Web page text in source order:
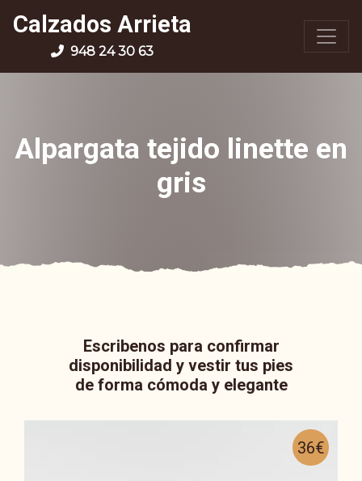
Calzados Arrieta
948 24 30 63
Alpargata tejido linette en
gris
Escribenos para confirmar
disponibilidad y vestir tus pies
de forma cómoda y elegante
36€